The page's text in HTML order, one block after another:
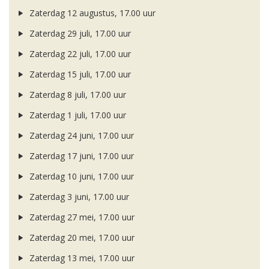
Zaterdag 12 augustus, 17.00 uur
Zaterdag 29 juli, 17.00 uur
Zaterdag 22 juli, 17.00 uur
Zaterdag 15 juli, 17.00 uur
Zaterdag 8 juli, 17.00 uur
Zaterdag 1 juli, 17.00 uur
Zaterdag 24 juni, 17.00 uur
Zaterdag 17 juni, 17.00 uur
Zaterdag 10 juni, 17.00 uur
Zaterdag 3 juni, 17.00 uur
Zaterdag 27 mei, 17.00 uur
Zaterdag 20 mei, 17.00 uur
Zaterdag 13 mei, 17.00 uur